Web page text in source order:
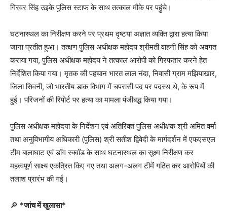
गिरवर सिंह उइके पुलिस स्टाफ के साथ तत्काल मौके पर पहुंचे।
घटनास्थल का निरीक्षण करने पर प्रथम दृष्टया अज्ञात व्यक्ति द्वारा हत्या किया
जाना प्रतीत हुआ। तत्क्षण पुलिस अधीक्षक महोदय श्रीमती वाहनी सिंह को अवगत
कराया गया, पुलिस अधीक्षक महोदय ने तत्‍काल आरोपी को गिरफतार करने हेत
निर्देशित किया गया। मृतक की पहचान भारत लाल नंदा, निवासी ग्राम मझियाखार,
जिला सिवनी, जो भारतीय डाक विभाग में चपरासी पद पर पदस्थ थे, के रूप में
हुई। परिजनों की रिपोर्ट पर हत्या का मामला पंजीबद्ध किया गया।
पुलिस अधीक्षक महोदया के निर्देशन एवं अतिरिक्त पुलिस अधीक्षक श्री अमित वर्मा
तथा अनुविभागीय अधिकारी (पुलिस) श्री सतीश द्विवेदी के मार्गदर्शन में एफएसएल
टीम बालाघाट एवं डॉग स्क्वॉड के साथ घटनास्थल का सूक्ष्म निरीक्षण कर
महत्वपूर्ण साक्ष्य एकत्रित किए गए तथा अलग-अलग टीमें गठित कर आरोपियों की
तलाश प्रारंभ की गई।
🔎 *जांच में खुलासा*